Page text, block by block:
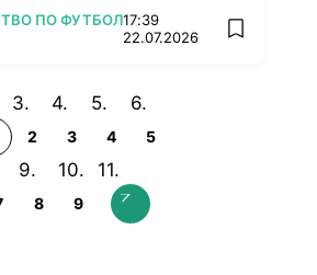
ПО ФУТБОЛ17:39
22.07.2026
add
2 3 4 5
8 9